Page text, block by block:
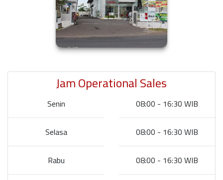
Jam Operational Sales
Senin 08:00 - 16:30 WIB
Selasa 08:00 - 16:30 WIB
Rabu 08:00 - 16:30 WIB